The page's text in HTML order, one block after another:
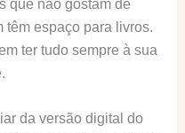
que não gostam de
têm espaço para livros.
ter tudo sempre à sua
da versão digital do